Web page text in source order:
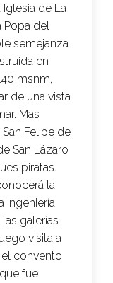
de La
Popa del
semejanza
en
msnm,
de una vista
Mas
Felipe de
San Lázaro
piratas.
la
ingeniería
galerías
visita a
convento
fue